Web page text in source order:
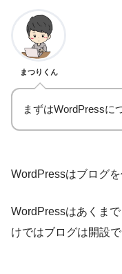
まつりくん
まずはWordPressに
WordPressはブログ
WordPressはあくま
けではブログは開設で